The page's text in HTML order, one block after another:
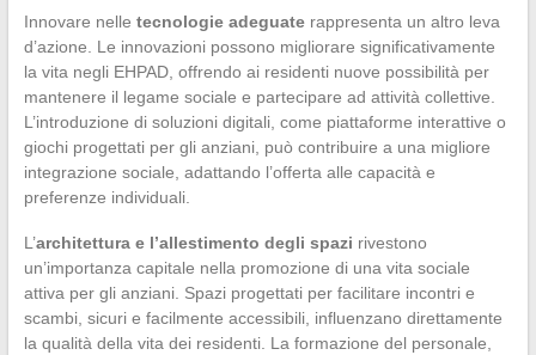
Innovare nelle tecnologie adeguaterappresenta un altro leva
d’azione. Le innovazioni possono migliorare significativamente
la vita negli EHPAD, offrendo ai residenti nuove possibilità per
mantenere il legame sociale e partecipare ad attività collettive.
L’introduzione di soluzioni digitali, come piattaforme interattive o
giochi progettati per gli anziani, può contribuire a una migliore
integrazione sociale, adattando l’offerta alle capacità e
preferenze individuali.
L’architettura e l’allestimento degli spazi rivestono
un’importanza capitale nella promozione di una vita sociale
attiva per gli anziani. Spazi progettati per facilitare incontri e
scambi, sicuri e facilmente accessibili, influenzano direttamente
la qualità della vita dei residenti. La formazione del personale,